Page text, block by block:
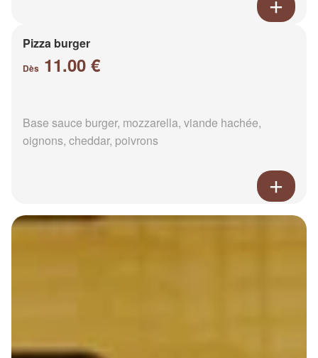
Pizza burger
Dès 11.00 €
Base sauce burger, mozzarella, viande hachée,
oignons, cheddar, poivrons